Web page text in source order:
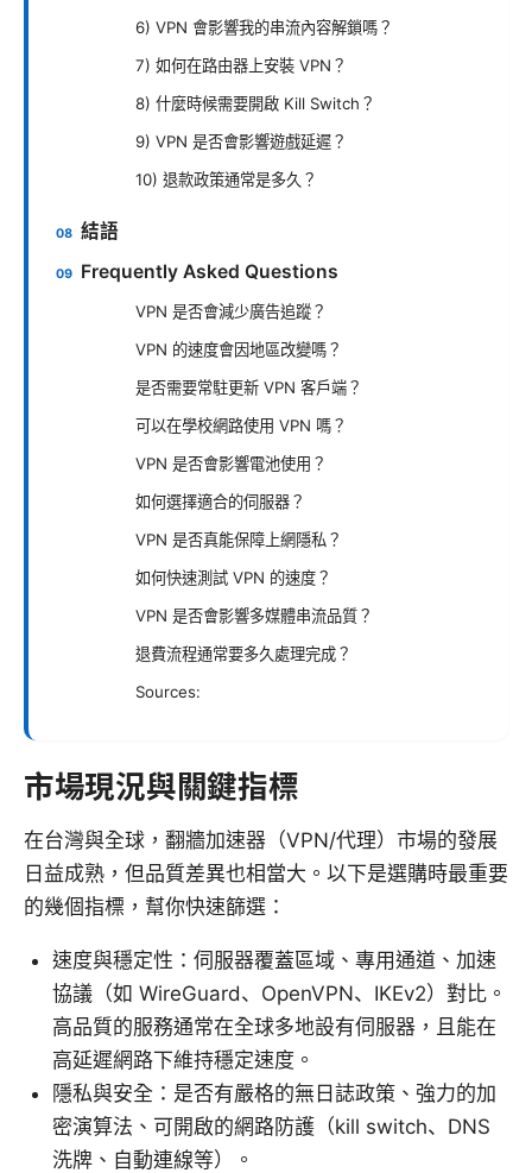
6) VPN 會影響我的串流內容解鎖嗎？
7) 如何在路由器上安裝 VPN？
8) 什麼時候需要開啟 Kill Switch？
9) VPN 是否會影響遊戲延遲？
10) 退款政策通常是多久？
結語
Frequently Asked Questions
VPN 是否會減少廣告追蹤？
VPN 的速度會因地區改變嗎？
是否需要常駐更新 VPN 客戶端？
可以在學校網路使用 VPN 嗎？
VPN 是否會影響電池使用？
如何選擇適合的伺服器？
VPN 是否真能保障上網隱私？
如何快速測試 VPN 的速度？
VPN 是否會影響多媒體串流品質？
退費流程通常要多久處理完成？
Sources:
市場現況與關鍵指標
在台灣與全球，翻牆加速器（VPN/代理）市場的發展
日益成熟，但品質差異也相當大。以下是選購時最重要
的幾個指標，幫你快速篩選：
速度與穩定性：伺服器覆蓋區域、專用通道、加速
協議（如 WireGuard、OpenVPN、IKEv2）對比。
高品質的服務通常在全球多地設有伺服器，且能在
高延遲網路下維持穩定速度。
隱私與安全：是否有嚴格的無日誌政策、強力的加
密演算法、可開啟的網路防護（kill switch、DNS
洗牌、自動連線等）。